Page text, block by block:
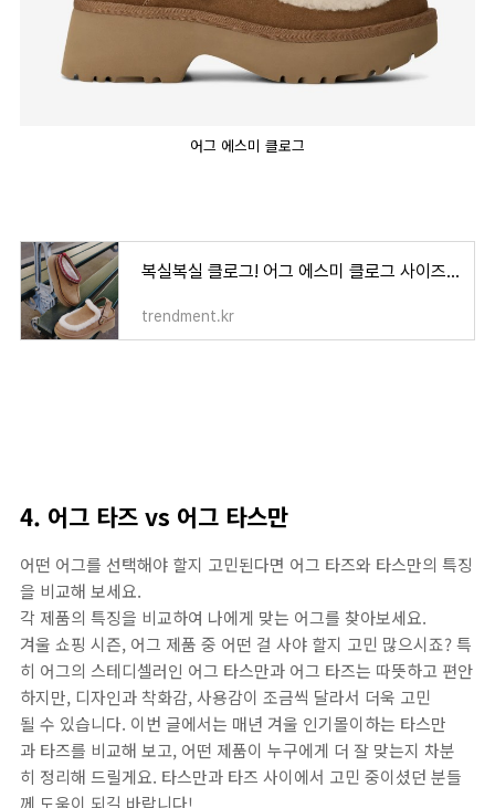
어그 에스미 클로그
복실복실 클로그! 어그 에스미 클로그 사이즈 팁 가격 얼마?
trendment.kr
4. 어그 타즈 vs 어그 타스만
어떤 어그를 선택해야 할지 고민된다면 어그 타즈와 타스만의 특징
을 비교해 보세요.
각 제품의 특징을 비교하여 나에게 맞는 어그를 찾아보세요.
겨울 쇼핑 시즌, 어그 제품 중 어떤 걸 사야 할지 고민 많으시죠? 특
히 어그의 스테디셀러인 어그 타스만과 어그 타즈는 따뜻하고 편안
하지만, 디자인과 착화감, 사용감이 조금씩 달라서 더욱 고민
될 수 있습니다. 이번 글에서는 매년 겨울 인기몰이하는 타스만
과 타즈를 비교해 보고, 어떤 제품이 누구에게 더 잘 맞는지 차분
히 정리해 드릴게요. 타스만과 타즈 사이에서 고민 중이셨던 분들
께 도움이 되길 바랍니다!